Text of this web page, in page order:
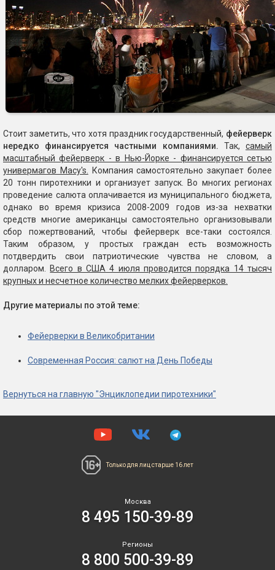
Стоит заметить, что хотя праздник государственный, фейерверк
нередко финансируется частными компаниями.
Так,самый
масштабный фейерверк - в Нью-Йорке - финансируется сетью
универмагов Macy's.
Компания самостоятельно закупает более
20 тонн пиротехники и организует запуск. Во многих регионах
проведение салюта оплачивается из муниципального бюджета,
однако во время кризиса 2008-2009 годов из-за нехватки
средств многие американцы самостоятельно организовывали
сбор пожертвований, чтобы фейерверк все-таки состоялся.
Таким образом, у простых граждан есть возможность
потдвердить свои патриотические чувства не словом, а
долларом.
Всего в США 4 июля проводится порядка 14 тысяч
крупных и несчетное количество мелких фейерверков.
Другие материалы по этой теме:
Фейерверки в Великобритании
Современная Россия: салют на День Победы
Вернуться на главную "Энциклопедии пиротехники"
Только для лицстарше 16 лет
Москва
8 495 150-39-89
Регионы
8 800 500-39-89